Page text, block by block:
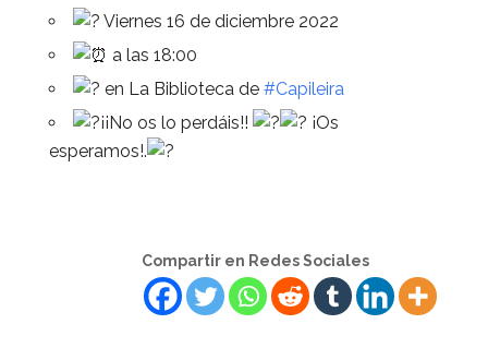
Viernes 16 de diciembre 2022
a las 18:00
en La Biblioteca de #Capileira
¡¡No os lo perdáis!!
¡Os
esperamos!.
Compartir en Redes Sociales